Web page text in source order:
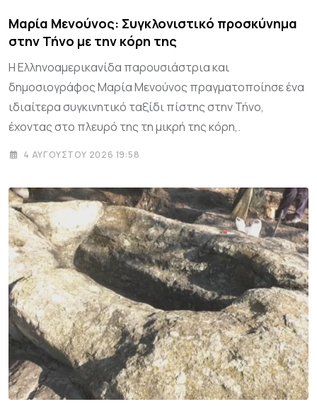
Μαρία Μενούνος: Συγκλονιστικό προσκύνημα
στην Τήνο με την κόρη της
Η Ελληνοαμερικανίδα παρουσιάστρια και
δημοσιογράφος Μαρία Μενούνος πραγματοποίησε ένα
ιδιαίτερα συγκινητικό ταξίδι πίστης στην Τήνο,
έχοντας στο πλευρό της τη μικρή της κόρη,.
4 ΑΥΓΟΎΣΤΟΥ 2026 19:58